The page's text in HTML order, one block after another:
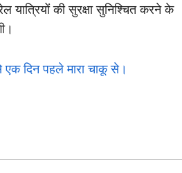
की सुरक्षा सुनिश्चित करने के
दिन पहले मारा चाकू से।